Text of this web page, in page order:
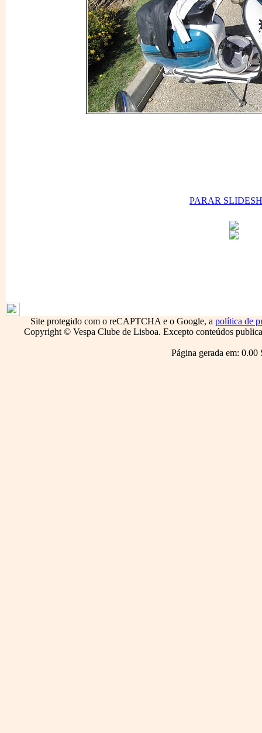
PARAR
Site protegido com o reCAPTCHA e o Google, a política de
Copyright © Vespa Clube de Lisboa. Excepto conteúdos
Página gerada em: 0.00